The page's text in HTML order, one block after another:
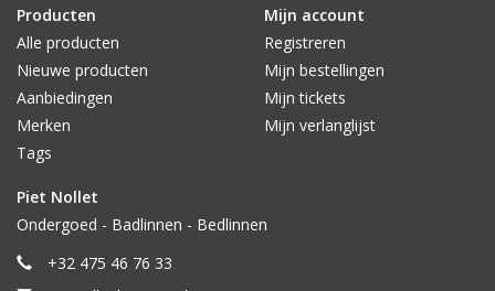
Producten
Alle producten
Nieuwe producten
Aanbiedingen
Merken
Tags
Mijn account
Registreren
Mijn bestellingen
Mijn tickets
Mijn verlanglijst
Piet Nollet
Ondergoed - Badlinnen - Bedlinnen
+32 475 46 76 33